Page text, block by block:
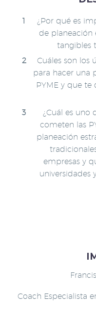
¿Por qué es
de planeación
tangibles
Cuáles son los
para hacer una
PYME y que te
¿Cuál es uno
cometen las
planeación
empresas y
universidades
Coach Especialista